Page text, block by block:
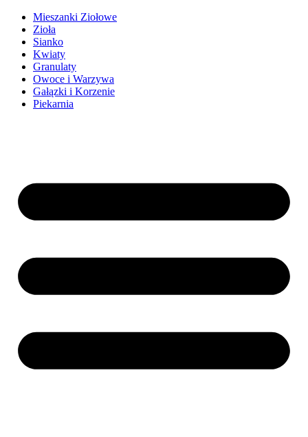
Mieszanki Ziołowe
Zioła
Sianko
Kwiaty
Granulaty
Owoce i Warzywa
Gałązki i Korzenie
Piekarnia